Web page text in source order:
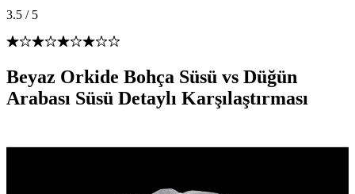
3.5 / 5
Beyaz Orkide Bohça Süsü vs Düğün
Arabası Süsü Detaylı Karşılaştırması